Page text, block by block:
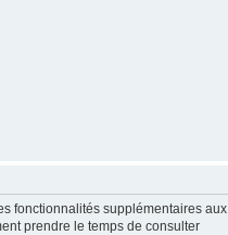
fonctionnalités supplémentaires aux
prendre le temps de consulter